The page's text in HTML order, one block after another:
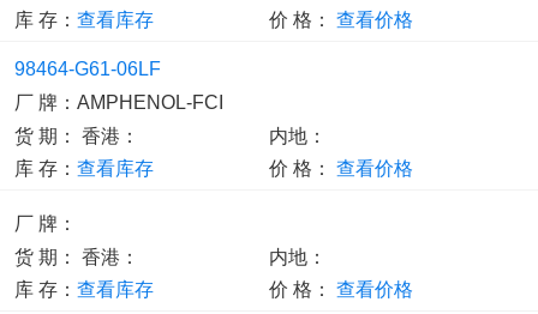
库 存： 查看库存 价 格： 查看价格
98464-G61-06LF
厂 牌： AMPHENOL-FCI
货 期：
香港：
内地：
库 存： 查看库存 价 格： 查看价格
厂 牌：
货 期：
香港：
内地：
库 存： 查看库存 价 格： 查看价格